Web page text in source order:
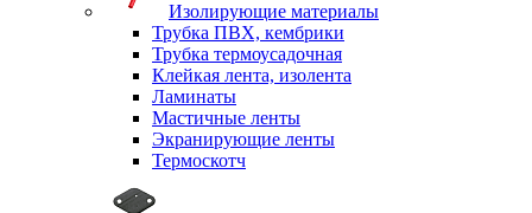
Изолирующие материалы
Трубка ПВХ, кембрики
Трубка термоусадочная
Клейкая лента, изолента
Ламинаты
Мастичные ленты
Экранирующие ленты
Термоскотч